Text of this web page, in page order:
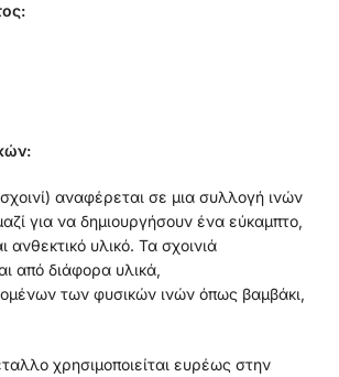
αναφέρεται σε μια συλλογή ινών
για να δημιουργήσουν ένα εύκαμπτο,
ανθεκτικό υλικό. Τα σχοινιά
από διάφορα υλικά,
των φυσικών ινών όπως βαμβάκι,
χρησιμοποιείται ευρέως στην